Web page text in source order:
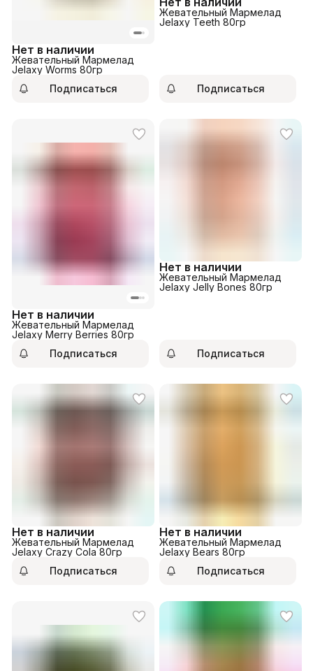
Нет в наличии
Жевательный Мармелад
Jelaxy Worms 80гр
Подписаться
Жевательный Мармелад
Jelaxy Teeth 80гр
Подписаться
Нет в наличии
Жевательный Мармелад
Jelaxy Merry Berries 80гр
Подписаться
Нет в наличии
Жевательный Мармелад
Jelaxy Jelly Bones 80гр
Подписаться
Нет в наличии
Жевательный Мармелад
Jelaxy Crazy Cola 80гр
Подписаться
Нет в наличии
Жевательный Мармелад
Jelaxy Bears 80гр
Подписаться